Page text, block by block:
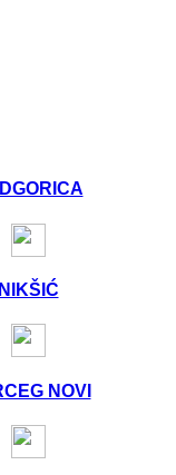
NIKŠIĆ
NOVI